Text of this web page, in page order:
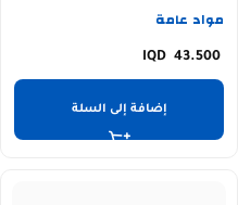
مواد عامة
43.500
إضافة إلى السلة